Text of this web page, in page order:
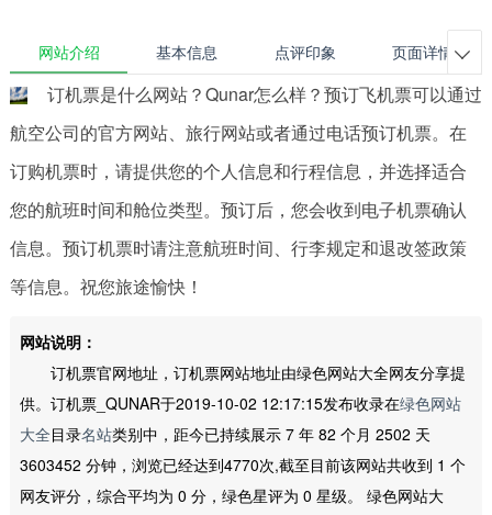
网站介绍 基本信息 点评印象 页面详情 
订机票是什么网站？Qunar怎么样？预订飞机票可以通过
航空公司的官方网站、旅行网站或者通过电话预订机票。在
订购机票时，请提供您的个人信息和行程信息，并选择适合
您的航班时间和舱位类型。预订后，您会收到电子机票确认
信息。预订机票时请注意航班时间、行李规定和退改签政策
等信息。祝您旅途愉快！
网站说明：
订机票官网地址，订机票网站地址由绿色网站大全网友分享提
供。订机票_QUNAR于2019-10-02 12:17:15发布收录在绿色网站
大全目录名站类别中，距今已持续展示 7 年 82 个月 2502 天
3603452 分钟，浏览已经达到4770次,截至目前该网站共收到 1 个
网友评分，综合平均为 0 分，绿色星评为 0 星级。 绿色网站大